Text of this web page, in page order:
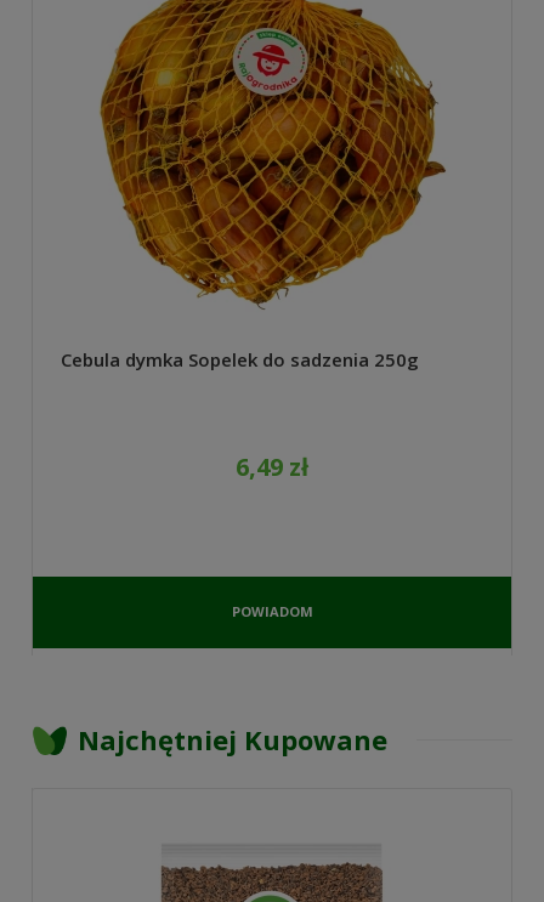
Cebula dymka Sopelek do sadzenia 250g
6,49 zł
POWIADOM
DOSTĘPNOŚCI
Najchętniej Kupowane